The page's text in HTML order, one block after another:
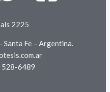
2225
Santa Fe – Argentina.
528-6489